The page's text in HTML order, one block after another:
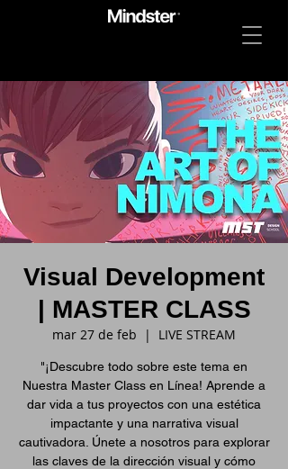
Visual Development
| MASTER CLASS
mar 27 de feb
  |
LIVE STREAM
"¡Descubre todo sobre este tema en
Nuestra Master Class en Línea! Aprende a
dar vida a tus proyectos con una estética
impactante y una narrativa visual
cautivadora. Únete a nosotros para explorar
las claves de la dirección visual y cómo